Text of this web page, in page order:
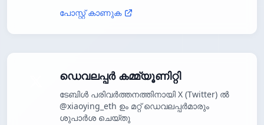
പോസ്റ്റ് കാണുക
ഡെവലപ്പർ കമ്മ്യൂണിറ്റി
ടേബിൾ പരിവർത്തനത്തിനായി X (Twitter) ൽ
@xiaoying_eth ഉം മറ്റ് ഡെവലപ്പർമാരും
ശുപാർശ ചെയ്തു